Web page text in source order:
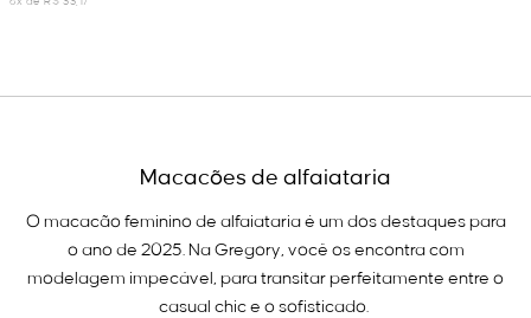
Macacões de alfaiataria
O macacão feminino de alfaiataria é um dos destaques para
o ano de 2025. Na Gregory, você os encontra com
modelagem impecável, para transitar perfeitamente entre o
casual chic e o sofisticado.